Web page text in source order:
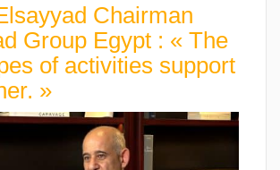
Chairman
Group Egypt : « The
of activities support
»